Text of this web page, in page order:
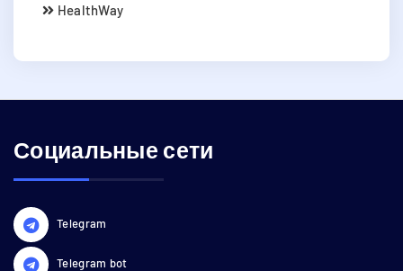
HealthWay
Социальные сети
Telegram
Telegram bot